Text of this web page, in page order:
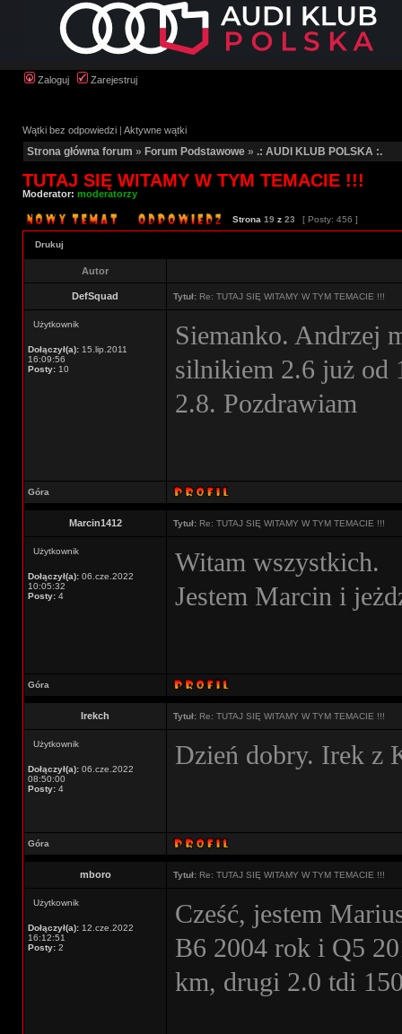
Zaloguj Zarejestruj
Wątki bez odpowiedzi | Aktywne wątki
Strona główna forum » Forum Podstawowe » .: AUDI KLUB POLSKA :.
TUTAJ SIĘ WITAMY W TYM TEMACIE !!!
Moderator: moderatorzy
Strona 19 z 23 [ Posty: 456 ]
Drukuj
Autor
DefSquad Tytuł: Re: TUTAJ SIĘ WITAMY W TYM TEMACIE !!!
Użytkownik
Dołączył(a): 15.lip.2011
16:09:56
Posty: 10
Siemanko. Andrzej
silnikiem 2.6 już od
2.8. Pozdrawiam
Góra
Marcin1412 Tytuł: Re: TUTAJ SIĘ WITAMY W TYM TEMACIE !!!
Użytkownik
Dołączył(a): 06.cze.2022
10:05:32
Posty: 4
Witam wszystkich.
Jestem Marcin i
Góra
Irekch Tytuł: Re: TUTAJ SIĘ WITAMY W TYM TEMACIE !!!
Użytkownik
Dołączył(a): 06.cze.2022
08:50:00
Posty: 4
Dzień dobry. Irek z
Góra
mboro Tytuł: Re: TUTAJ SIĘ WITAMY W TYM TEMACIE !!!
Użytkownik
Dołączył(a): 12.cze.2022
16:12:51
Posty: 2
Cześć, jestem
B6 2004 rok i Q5
km, drugi 2.0 tdi